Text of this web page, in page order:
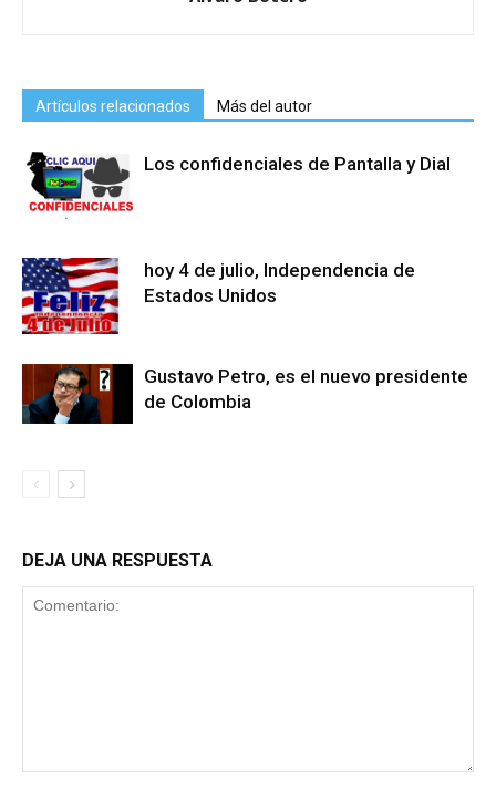
Artículos relacionados Más del autor
Los confidenciales de Pantalla y Dial
hoy 4 de julio, Independencia de
Estados Unidos
Gustavo Petro, es el nuevo presidente
de Colombia
DEJA UNA RESPUESTA